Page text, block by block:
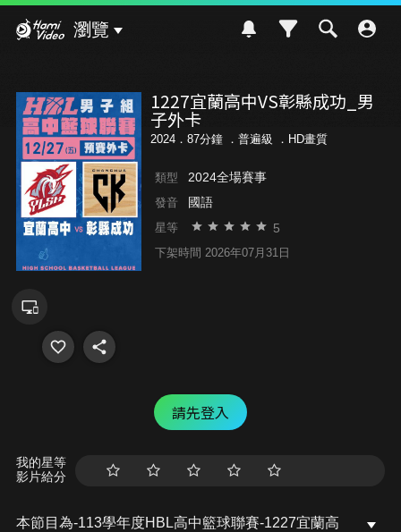
瀏覽
1227宜蘭高中VS彰縣成功_男
子外卡
2024．87分鐘 ． 普遍級 ．HD畫質
類型 2024全場賽事
發音 國語
星等 5
下架時間 2026年07月31日
請先登入
我的星等
影片給分
本節目為-113學年度HBL高中籃球聯賽-1227宜蘭高